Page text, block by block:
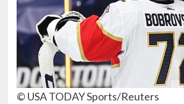
© USA TODAY Sports/Reuters